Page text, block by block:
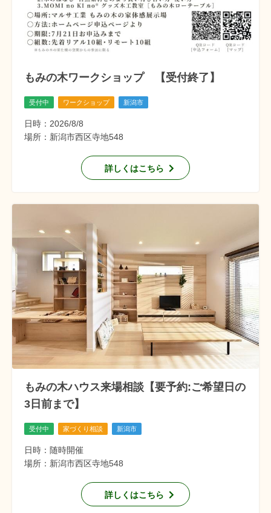
もみの木ワークショップ 【受付終了】
受付中 ワークショップ 新潟市
日時：2026/8/8
場所：新潟市西区寺地548
詳しくはこちら
もみの木ハウス来場相談【要予約:ご希望日の
3日前まで】
受付中 家づくり相談 新潟市
日時：随時開催
場所：新潟市西区寺地548
詳しくはこちら